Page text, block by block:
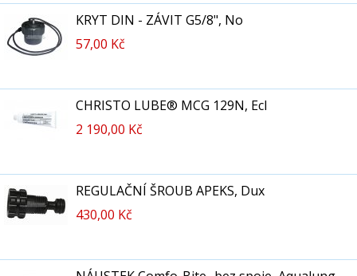
KRYT DIN - ZÁVIT G5/8", No
57,00 Kč
CHRISTO LUBE® MCG 129N, Ecl
2 190,00 Kč
REGULAČNÍ ŠROUB APEKS, Dux
430,00 Kč